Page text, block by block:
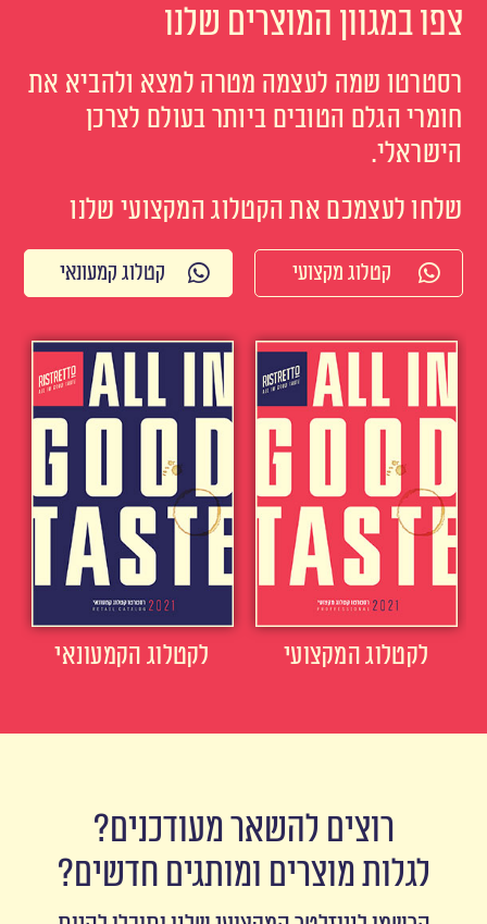
צפו במגוון המוצרים שלנו
רסטרטו שמה לעצמה מטרה למצא ולהביא את
חומרי הגלם הטובים ביותר בעולם לצרכן
הישראלי.
שלחו לעצמכם את הקטלוג המקצועי שלנו
קטלוג מקצועי קטלוג קמעונאי
לקטלוג הקמעונאי לקטלוג המקצועי
רוצים להשאר מעודכנים?
לגלות מוצרים ומותגים חדשים?